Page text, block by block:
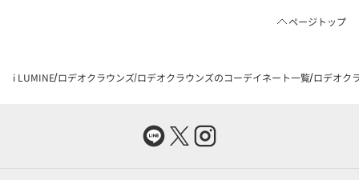
ページトップ
i LUMINE ロデオクラウンズ ロデオクラウンズのコーデイネート一覧 ロデオク